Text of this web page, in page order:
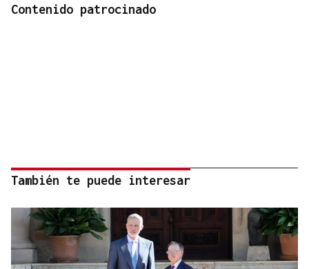
Contenido patrocinado
También te puede interesar